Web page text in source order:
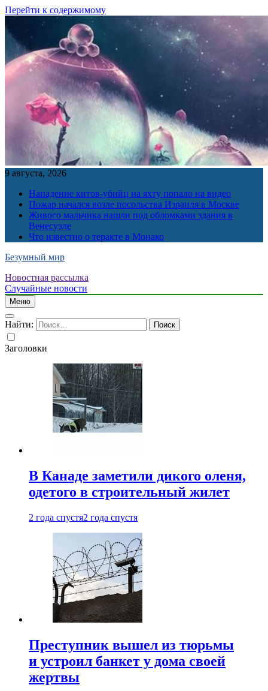
Перейти к содержимому
9 августа, 2026
Нападение китов-убийц на яхту попало на видео
Пожар начался возле посольства Израиля в Москве
Живого мальчика нашли под обломками здания в
Венесуэле
Что известно о теракте в Монако
Безумный мир
Новостная рассылка
Случайные новости
Меню
Найти:
Заголовки
В Канаде заметили дикого оленя,
одетого в строительный жилет
2 года спустя2 года спустя
Преступник вышел из тюрьмы
и устроил банкет у дома своей
жертвы